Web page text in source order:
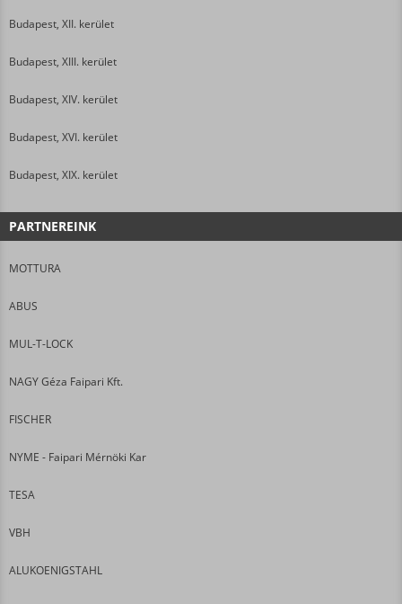
Budapest, XII. kerület
Budapest, XIII. kerület
Budapest, XIV. kerület
Budapest, XVI. kerület
Budapest, XIX. kerület
PARTNEREINK
MOTTURA
ABUS
MUL-T-LOCK
NAGY Géza Faipari Kft.
FISCHER
NYME - Faipari Mérnöki Kar
TESA
VBH
ALUKOENIGSTAHL